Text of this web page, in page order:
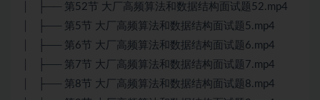
│ ├── 第52节 大厂高频算法和数据结构面试题52.mp4
│ ├── 第5节 大厂高频算法和数据结构面试题5.mp4
│ ├── 第6节 大厂高频算法和数据结构面试题6.mp4
│ ├── 第7节 大厂高频算法和数据结构面试题7.mp4
│ ├── 第8节 大厂高频算法和数据结构面试题8.mp4